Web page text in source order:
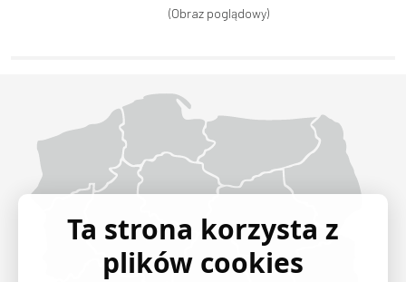
(Obraz poglądowy)
Ta strona korzysta z
plików cookies